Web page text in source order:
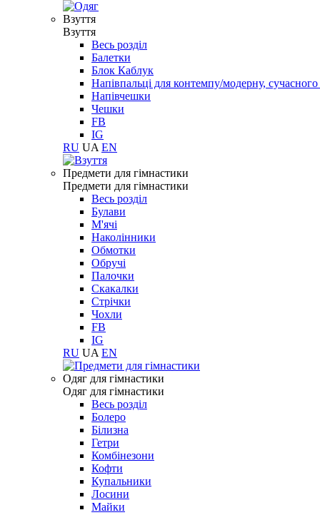
Взуття
Взуття
Весь розділ
Балетки
Блок Каблук
Напівпальці для контемпу/модерну,
Напівчешки
Чешки
FB
IG
RU UA EN
Предмети для гімнастики
Предмети для гімнастики
Весь розділ
Булави
М'ячі
Наколінники
Обмотки
Обручі
Палочки
Скакалки
Стрічки
Чохли
FB
IG
RU UA EN
Одяг для гімнастики
Одяг для гімнастики
Весь розділ
Болеро
Білизна
Гетри
Комбінезони
Кофти
Купальники
Лосини
Майки